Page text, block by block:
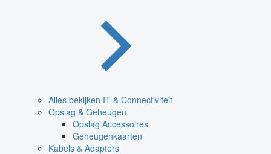
Alles bekijken IT & Connectiviteit
Opslag & Geheugen
Opslag Accessoires
Geheugenkaarten
Kabels & Adapters